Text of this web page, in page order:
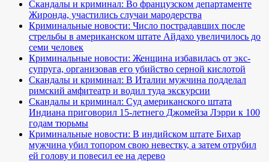
Скандалы и криминал: Во французском департаменте
Жиронда, участились случаи мародерства
Криминальные новости: Число пострадавших после
стрельбы в американском штате Айдахо увеличилось до
семи человек
Криминальные новости: Женщина избавилась от экс-
супруга, организовав его убийство серной кислотой
Скандалы и криминал: В Италии мужчина подделал
римский амфитеатр и водил туда экскурсии
Скандалы и криминал: Суд американского штата
Индиана приговорил 15-летнего Джомейза Лэрри к 100
годам тюрьмы
Криминальные новости: В индийском штате Бихар
мужчина убил топором свою невестку, а затем отрубил
ей голову и повесил ее на дерево